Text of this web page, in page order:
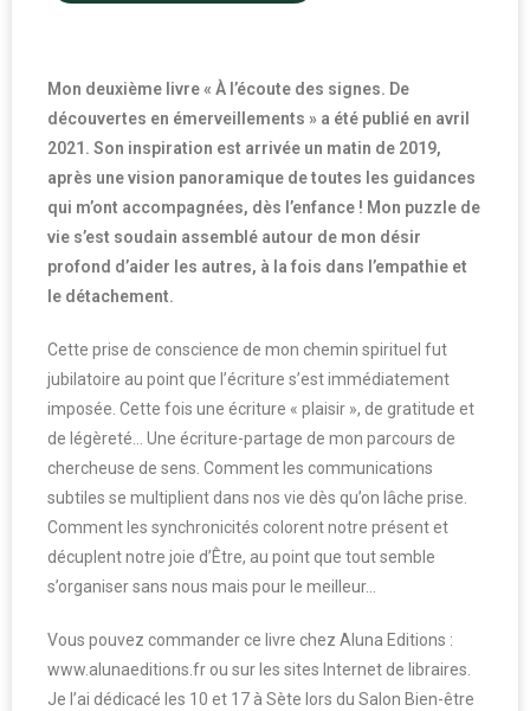
Mon deuxième livre « À l’écoute des signes. De
découvertes en émerveillements » a été publié en avril
2021. Son inspiration est arrivée un matin de 2019,
après une vision panoramique de toutes les guidances
qui m’ont accompagnées, dès l’enfance ! Mon puzzle de
vie s’est soudain assemblé autour de mon désir
profond d’aider les autres, à la fois dans l’empathie et
le détachement.
Cette prise de conscience de mon chemin spirituel fut
jubilatoire au point que l’écriture s’est immédiatement
imposée. Cette fois une écriture « plaisir », de gratitude et
de légèreté… Une écriture-partage de mon parcours de
chercheuse de sens. Comment les communications
subtiles se multiplient dans nos vie dès qu’on lâche prise.
Comment les synchronicités colorent notre présent et
décuplent notre joie d’Être, au point que tout semble
s’organiser sans nous mais pour le meilleur…
Vous pouvez commander ce livre chez Aluna Editions :
www.alunaeditions.fr ou sur les sites Internet de libraires.
Je l’ai dédicacé les 10 et 17 à Sète lors du Salon Bien-être